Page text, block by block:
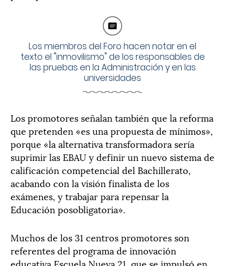
Los miembros del Foro hacen notar en el
texto el "inmovilismo" de los responsables de
las pruebas en la Administración y en las
universidades
Los promotores señalan también que la reforma
que pretenden «es una propuesta de mínimos»,
porque «la alternativa transformadora sería
suprimir las EBAU y definir un nuevo sistema de
calificación competencial del Bachillerato,
acabando con la visión finalista de los
exámenes, y trabajar para repensar la
Educación posobligatoria».
Muchos de los 31 centros promotores son
referentes del programa de innovación
educativa Escuela Nueva 21, que se impulsó en